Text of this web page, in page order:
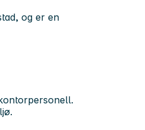
og er en